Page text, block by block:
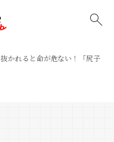
抜かれると命が危ない！「尻子